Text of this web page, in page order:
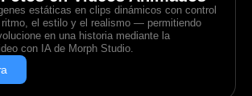
estáticas en clips dinámicos con control
ritmo, el estilo y el realismo — permitiendo
en una historia mediante la
con IA de Morph Studio.